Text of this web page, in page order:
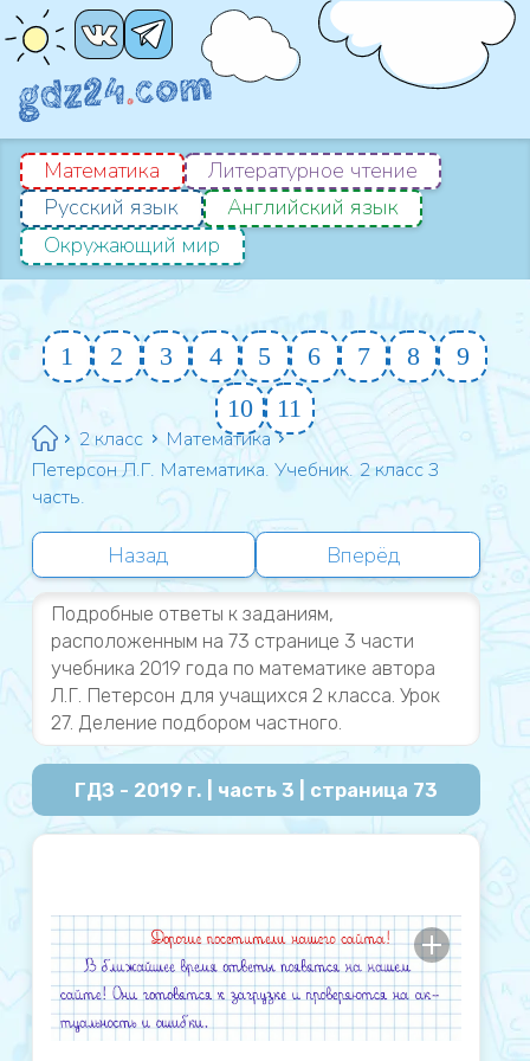
Математика
Литературное чтение
Русский язык
Английский язык
Окружающий мир
1 2 3 4 5 6 7 8
9
10
11
2 класс
Математика
Петерсон Л.Г. Математика. Учебник. 2 класс 3
часть.
Назад Вперёд
Подробные ответы к заданиям,
расположенным на 73 странице 3 части
учебника 2019 года по математике автора
Л.Г. Петерсон для учащихся 2 класса. Урок
27. Деление подбором частного.
ГДЗ - 2019 г. | часть 3 | страница 73